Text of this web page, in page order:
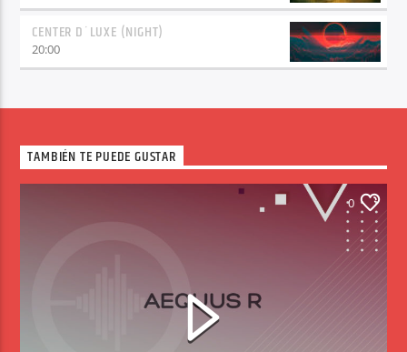
CENTER D´LUXE (NIGHT)
20:00
TAMBIÉN TE PUEDE GUSTAR
0